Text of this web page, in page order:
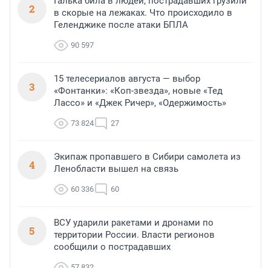
2
в скорые на лежаках. Что происходило в
Геленджике после атаки БПЛА
90 597
3
15 телесериалов августа — выбор
«Фонтанки»: «Коп-звезда», новые «Тед
Лассо» и «Джек Ричер», «Одержимость»
73 824 27
4
Экипаж пропавшего в Сибири самолета из
Ленобласти вышел на связь
60 336 60
5
ВСУ ударили ракетами и дронами по
территории России. Власти регионов
сообщили о пострадавших